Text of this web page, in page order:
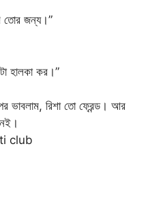
তোর জন্য।”
হালকা কর।”
ভাবলাম, রিশা তো ফ্রেন্ড। আর
club